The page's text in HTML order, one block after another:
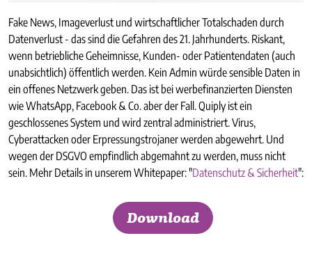
Fake News, Imageverlust und wirtschaftlicher Totalschaden durch
Datenverlust - das sind die Gefahren des 21. Jahrhunderts. Riskant,
wenn betriebliche Geheimnisse, Kunden- oder Patientendaten (auch
unabsichtlich) öffentlich werden. Kein Admin würde sensible Daten in
ein offenes Netzwerk geben. Das ist bei werbefinanzierten Diensten
wie WhatsApp, Facebook & Co. aber der Fall. Quiply ist ein
geschlossenes System und wird zentral administriert. Virus,
Cyberattacken oder Erpressungstrojaner werden abgewehrt. Und
wegen der DSGVO empfindlich abgemahnt zu werden, muss nicht
sein. Mehr Details in unserem Whitepaper: "Datenschutz & Sicherheit":
Download